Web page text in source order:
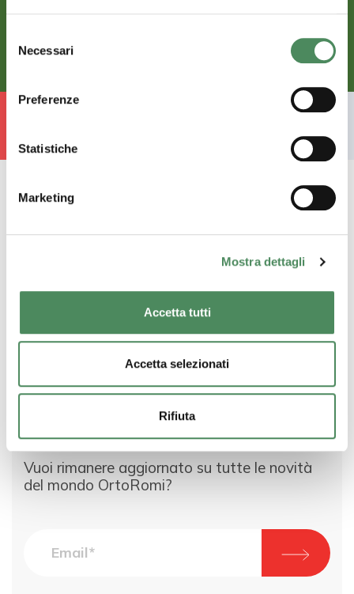
delNecessari
Preferenze
Statistiche
Marketing
Mostra dettagli
Accetta tutti
Accetta selezionati
Rifiuta
Resta connesso
freschi come i nostri prodotti. Se sei
interessato lasciaci il tuo contatto!
Vuoi rimanere aggiornato su tutte le novità
del mondo OrtoRomi?